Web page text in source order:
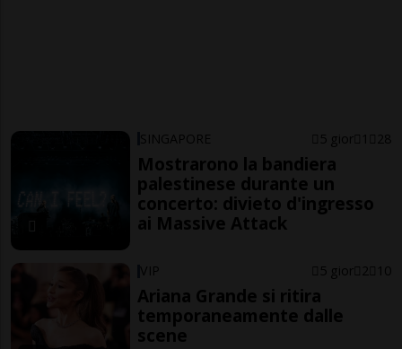
SINGAPORE 5 gior 1 28
Mostrarono la bandiera
palestinese durante un
concerto: divieto d'ingresso
ai Massive Attack
VIP 5 gior 2 10
Ariana Grande si ritira
temporaneamente dalle
scene